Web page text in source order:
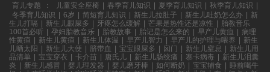
育儿专题
： 儿童安全座椅 | 春季育儿知识 | 夏季育儿知识 | 秋季育儿知识 |
冬季育儿知识 | 6岁 | 简短育儿知识 | 新生儿拉肚子 | 新生儿吐奶怎么办 | 新
生儿打嗝 | 新生儿眼屎多 | 牙疼怎么缓解 | 芒果是热性还是凉性 | 胎教音乐
100首必听 | 孕妇胎教音乐 | 胎教故事 | 胎记是怎么来的 | 早产儿黄疸 | 病理
性黄疸 | 新生儿黄疸 | 新生儿体温 | 早产儿智力 | 早产儿的护理与喂养 | 新生
儿晒太阳 | 新生儿大便 | 脐带血 | 宝宝眼屎多 | 囟门 | 新生儿窒息 | 新生儿用
品清单 | 宝宝穿衣 | 卡介苗 | 唐氏儿 | 新生儿肠绞痛 | 寨卡病毒 | 新生儿泪囊
炎 | 新生儿感冒 | 婴儿理发器 | 婴儿磨牙棒 | 如何断奶 | 宝宝辅食 | 睡前喝牛